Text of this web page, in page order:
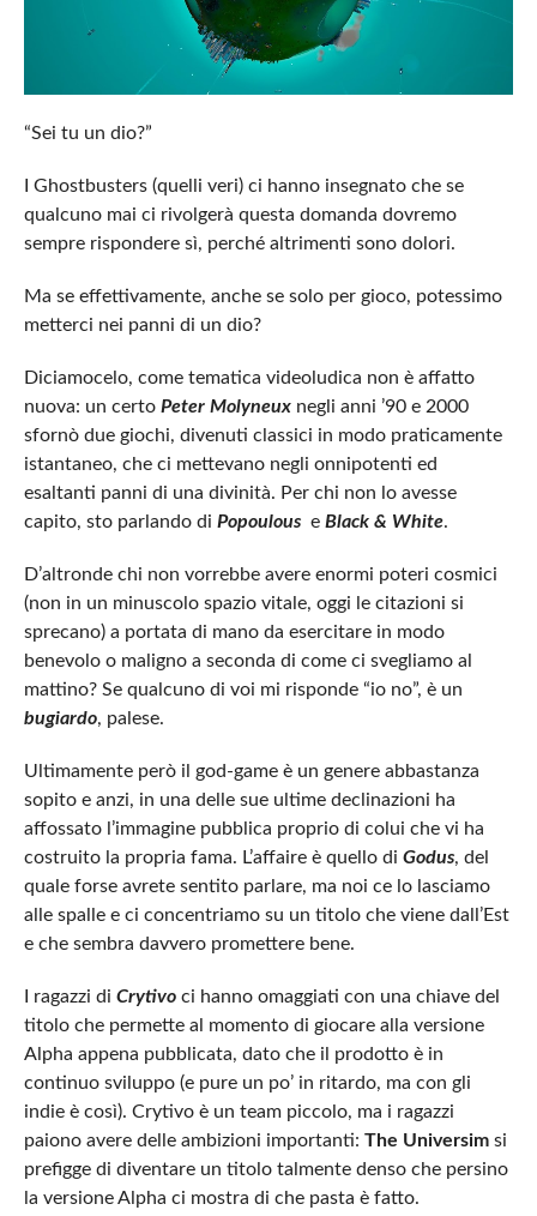
“Sei tu un dio?”
I Ghostbusters (quelli veri) ci hanno insegnato che se
qualcuno mai ci rivolgerà questa domanda dovremo
sempre rispondere sì, perché altrimenti sono dolori.
Ma se effettivamente, anche se solo per gioco, potessimo
metterci nei panni di un dio?
Diciamocelo, come tematica videoludica non è affatto
nuova: un certo Peter Molyneuxnegli anni ’90 e 2000
sfornò due giochi, divenuti classici in modo praticamente
istantaneo, che ci mettevano negli onnipotenti ed
esaltanti panni di una divinità. Per chi non lo avesse
capito, sto parlando di Popoulouse Black & White.
D’altronde chi non vorrebbe avere enormi poteri cosmici
(non in un minuscolo spazio vitale, oggi le citazioni si
sprecano) a portata di mano da esercitare in modo
benevolo o maligno a seconda di come ci svegliamo al
mattino? Se qualcuno di voi mi risponde “io no”, è un
bugiardo, palese.
Ultimamente però il god-game è un genere abbastanza
sopito e anzi, in una delle sue ultime declinazioni ha
affossato l’immagine pubblica proprio di colui che vi ha
costruito la propria fama. L’affaire è quello di Godus, del
quale forse avrete sentito parlare, ma noi ce lo lasciamo
alle spalle e ci concentriamo su un titolo che viene dall’Est
e che sembra davvero promettere bene.
I ragazzi di Crytivo ci hanno omaggiati con una chiave del
titolo che permette al momento di giocare alla versione
Alpha appena pubblicata, dato che il prodotto è in
continuo sviluppo (e pure un po’ in ritardo, ma con gli
indie è così). Crytivo è un team piccolo, ma i ragazzi
paiono avere delle ambizioni importanti: The Universimsi
prefigge di diventare un titolo talmente denso che persino
la versione Alpha ci mostra di che pasta è fatto.